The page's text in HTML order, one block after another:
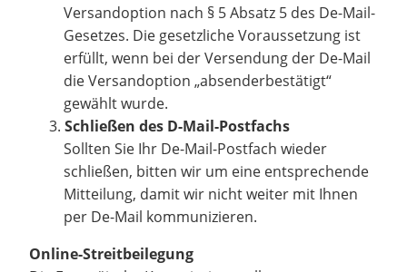
Versandoption nach § 5 Absatz 5 des De-Mail-
Gesetzes. Die gesetzliche Voraussetzung ist
erfüllt, wenn bei der Versendung der De-Mail
die Versandoption „absenderbestätigt“
gewählt wurde.
Schließen des D-Mail-Postfachs
Sollten Sie Ihr De-Mail-Postfach wieder
schließen, bitten wir um eine entsprechende
Mitteilung, damit wir nicht weiter mit Ihnen
per De-Mail kommunizieren.
Online-Streitbeilegung